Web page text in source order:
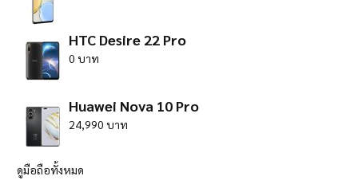
HTC Desire 22 Pro
0 บาท
Huawei Nova 10 Pro
24,990 บาท
ดูมือถือทั้งหมด